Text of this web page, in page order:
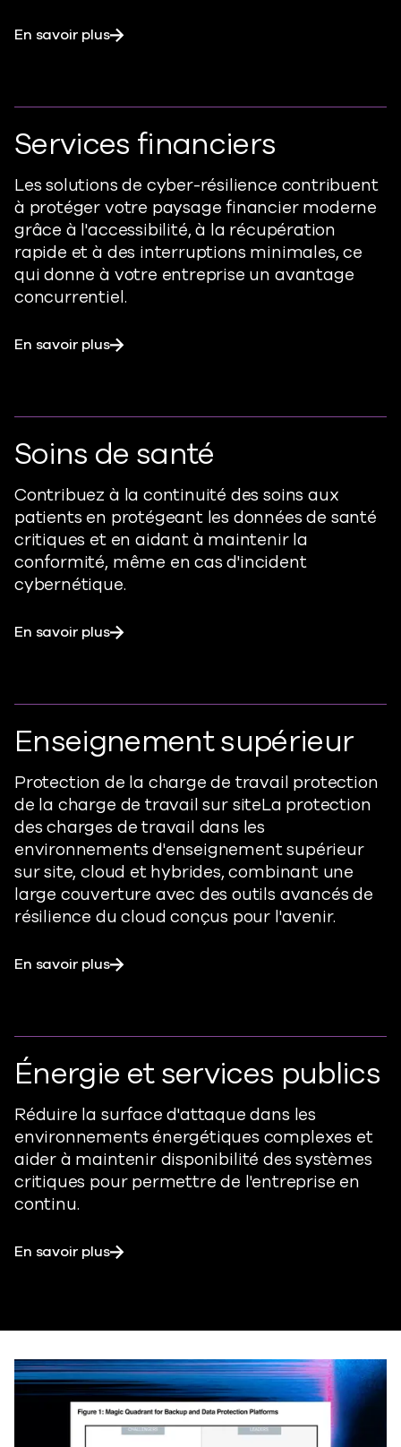
En savoir plus
Services financiers
Les solutions de cyber-résilience contribuent
à protéger votre paysage financier moderne
grâce à l'accessibilité, à la récupération
rapide et à des interruptions minimales, ce
qui donne à votre entreprise un avantage
concurrentiel.
En savoir plus
Soins de santé
Contribuez à la continuité des soins aux
patients en protégeant les données de santé
critiques et en aidant à maintenir la
conformité, même en cas d'incident
cybernétique.
En savoir plus
Enseignement supérieur
Protection de la charge de travail protection
de la charge de travailsur siteLa protection
des charges de travail dans les
environnements d'enseignement supérieur
sur site, cloud et hybrides, combinant une
large couverture avec des outils avancés de
résilience du cloud conçus pour l'avenir.
En savoir plus
Énergie et services publics
Réduire la surface d'attaque dans les
environnements énergétiques complexes et
aider à maintenirdisponibilité des systèmes
critiques pour permettrede l'entreprise en
continu.
En savoir plus